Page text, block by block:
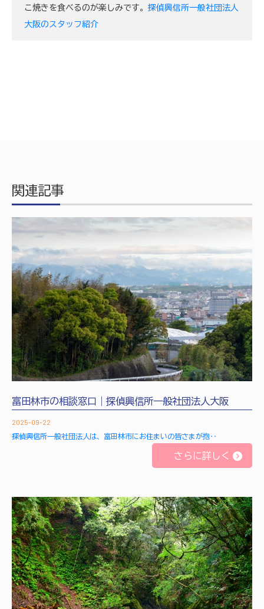
こ焼きを食べるのが楽しみです。 探偵興信所一般社団法人
大阪のスタッフ紹介
関連記事
富田林市の相談窓口｜探偵興信所一般社団法人大阪
2025-09-22
探偵興信所一般社団法人は、富田林市にお住まいの皆さまが抱‥
さらに詳しく